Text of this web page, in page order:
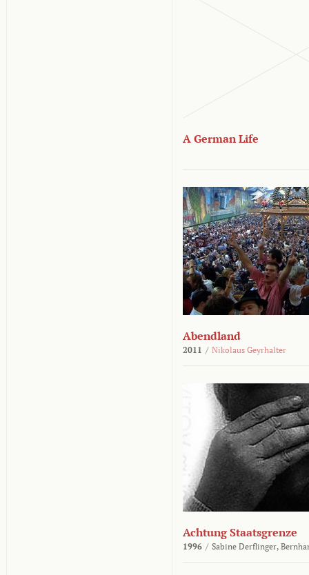
A German Life
Abendland
2011 / Nikolaus Geyrhalter
Achtung Staatsgrenze
1996 / Sabine Derflinger,